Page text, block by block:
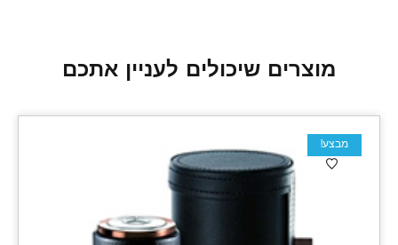
מוצרים שיכולים לעניין אתכם
מבצע!